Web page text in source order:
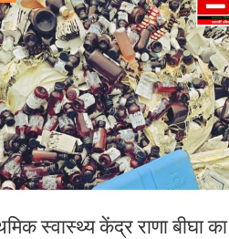
स्वास्थ्य केंद्र राणा बीघा